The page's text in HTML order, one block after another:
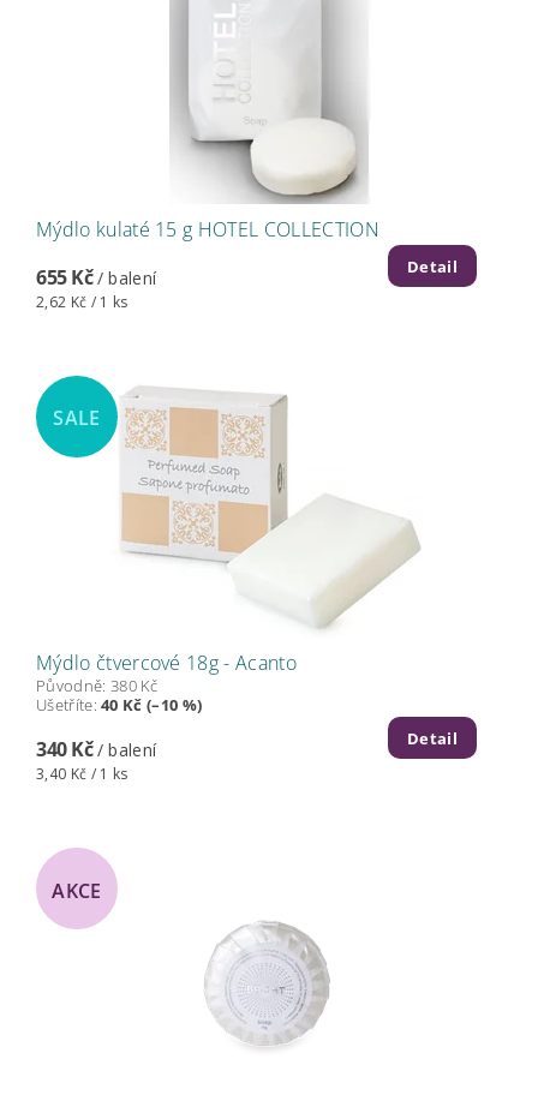
Mýdlo kulaté 15 g HOTEL COLLECTION
655 Kč/ balení
2,62 Kč / 1 ks
Detail
SALE
Mýdlo čtvercové 18g - Acanto
Původně: 380 Kč
Ušetříte:40 Kč (–10 %)
340 Kč/ balení
3,40 Kč / 1 ks
Detail
AKCE